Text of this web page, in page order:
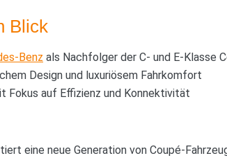
Blick
Benz als Nachfolger der C- und E-Klasse
Design und luxuriösem Fahrkomfort
Fokus auf Effizienz und Konnektivität
eine neue Generation von Coupé-